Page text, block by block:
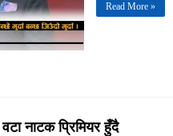
Read More »
नाटक प्रिमियर हुँदै